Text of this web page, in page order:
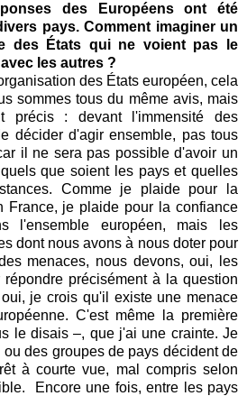
des Européens ont été
pays. Comment imaginer un
des États qui ne voient pas le
les autres ?
des États européen, cela
sommes tous du même avis, mais
précis : devant l'immensité des
décider d'agir ensemble, pas tous
il ne sera pas possible d'avoir un
que soient les pays et quelles
Comme je plaide pour la
France, je plaide pour la confiance
l'ensemble européen, mais les
dont nous avons à nous doter pour
menaces, nous devons, oui, les
précisément à la question
je crois qu'il existe une menace
C'est même la première
le disais –, que j'ai une crainte. Je
des groupes de pays décident de
à courte vue, mal compris selon
Encore une fois, entre les pays